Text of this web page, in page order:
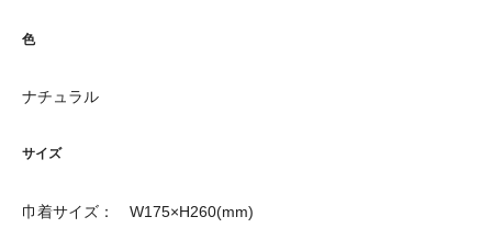
色
ナチュラル
サイズ
巾着サイズ： W175×H260(mm)